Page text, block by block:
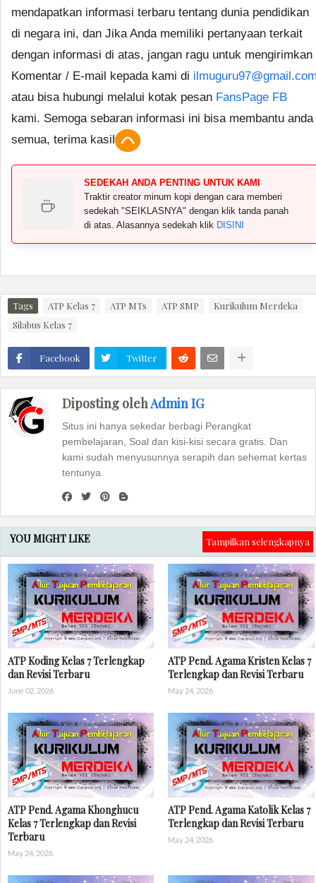
mendapatkan informasi terbaru tentang dunia pendidikan
di negara ini, dan Jika Anda memiliki pertanyaan terkait
dengan informasi di atas, jangan ragu untuk mengirimkan
Komentar / E-mail kepada kami di
atau bisa hubungi melalui kotak pesan FansPage FB
kami. Semoga sebaran informasi ini bisa membantu anda
semua, terima kasih.
SEDEKAH ANDA PENTING UNTUK KAMI
Traktir creator minum kopi dengan cara memberi
sedekah "SEIKLASNYA" dengan klik tanda panah
di atas. Alasannya sedekah klik DISINI
Tags ATP Kelas 7 ATP MTs ATP SMP
Kurikulum Merdeka
Silabus Kelas 7
Facebook Twitter
Diposting olehAdmin IG
Situs ini hanya sekedar berbagi Perangkat
pembelajaran, Soal dan kisi-kisi secara gratis. Dan
kami sudah menyusunnya serapih dan sehemat kertas
tentunya.
YOU MIGHT LIKE Tampilkan selengkapnya
ATP Koding Kelas 7 Terlengkap
dan Revisi Terbaru
June 02, 2026
ATP Pend. Agama Kristen Kelas 7
Terlengkap dan Revisi Terbaru
May 24, 2026
ATP Pend. Agama Khonghucu
Kelas 7 Terlengkap dan Revisi
Terbaru
May 24, 2026
ATP Pend. Agama Katolik Kelas 7
Terlengkap dan Revisi Terbaru
May 24, 2026